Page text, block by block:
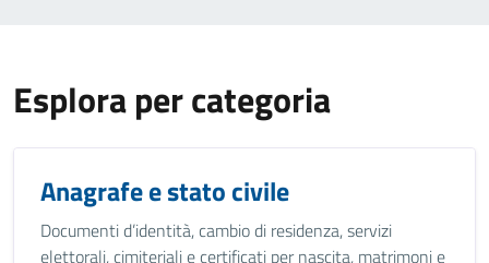
Esplora per categoria
Anagrafe e stato civile
Documenti d’identità, cambio di residenza, servizi
elettorali, cimiteriali e certificati per nascita, matrimoni e